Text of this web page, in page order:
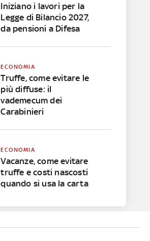
Iniziano i lavori per la
Legge di Bilancio 2027,
da pensioni a Difesa
ECONOMIA
Truffe, come evitare le
più diffuse: il
vademecum dei
Carabinieri
ECONOMIA
Vacanze, come evitare
truffe e costi nascosti
quando si usa la carta